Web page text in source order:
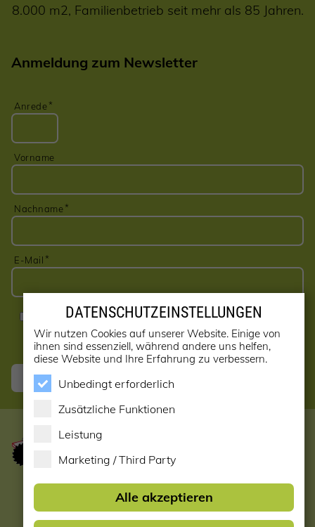
8.000 m2, Familienbetrieb seit mehr als 85 Jahren.
Anmeldung zum Newsletter
Anrede
Vorname
Nachname
E-Mail
Ja, ich möchte den Newsletter erhalten! (kann jederzeit
abbestellt werden)
Anmelden
Startseite
DATENSCHUTZEINSTELLUNGEN
Wir nutzen Cookies auf unserer Website. Einige von
ihnen sind essenziell, während andere uns helfen,
diese Website und Ihre Erfahrung zu verbessern.
Unbedingt erforderlich
Zusätzliche Funktionen
Leistung
Marketing / Third Party
Alle akzeptieren